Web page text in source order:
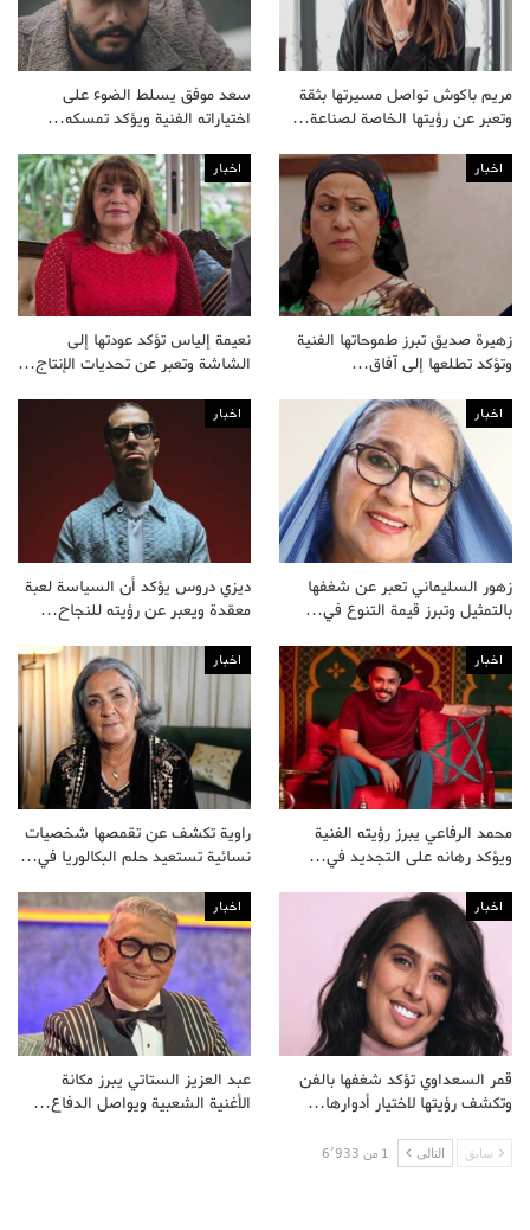
مريم باكوش تواصل مسيرتها بثقة
وتعبر عن رؤيتها الخاصة لصناعة…
سعد موفق يسلط الضوء على
اختياراته الفنية ويؤكد تمسكه…
اخبار
زهيرة صديق تبرز طموحاتها الفنية
وتؤكد تطلعها إلى آفاق…
اخبار
نعيمة إلياس تؤكد عودتها إلى
الشاشة وتعبر عن تحديات الإنتاج…
اخبار
زهور السليماني تعبر عن شغفها
بالتمثيل وتبرز قيمة التنوع في…
اخبار
ديزي دروس يؤكد أن السياسة لعبة
معقدة ويعبر عن رؤيته للنجاح…
اخبار
محمد الرفاعي يبرز رؤيته الفنية
ويؤكد رهانه على التجديد في…
اخبار
راوية تكشف عن تقمصها شخصيات
نسائية تستعيد حلم البكالوريا في…
اخبار
قمر السعداوي تؤكد شغفها بالفن
وتكشف رؤيتها لاختيار أدوارها…
اخبار
عبد العزيز الستاتي يبرز مكانة
الأغنية الشعبية ويواصل الدفاع…
سابق التالى 1 من 6٬933